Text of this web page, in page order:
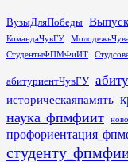
Перейти
к
содержимому
ВузыДляПобеды
КомандаЧувГУ
СтудентыФПМФиИТ
абитуриентЧувГУ
историческаяпамять
наука_фпмфиит